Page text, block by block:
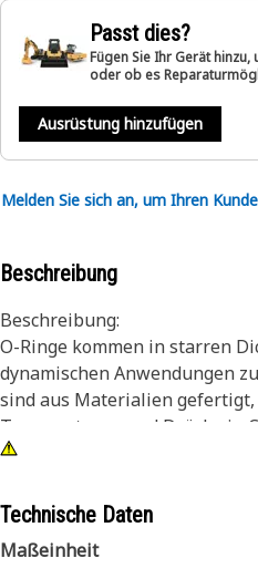
Passt dies?
Fügen Sie Ihr Gerät
oder ob es
Ausrüstung hinzufügen
Melden Sie sich an, um Ihren
Beschreibung
Beschreibung:
O-Ringe kommen in starren
dynamischen Anwendungen
sind aus Materialien
Temperaturen und Drücke in
abgestimmt sind. Sie zeichnen
aus und sind vor
manche Cat-O-Ringe mit
Einbau des Dichtrings
Technische Daten
Maßeinheit